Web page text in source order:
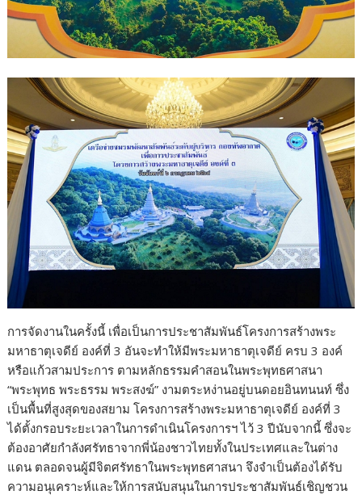
การจัดงานในครั้งนี้ เพื่อเป็นการประชาสัมพันธ์โครงการสร้างพระ
มหาธาตุเจดีย์ องค์ที่ 3 อันจะทำให้มีพระมหาธาตุเจดีย์ ครบ 3 องค์
หรือแก้วสามประการ ตามหลักธรรมคำสอนในพระพุทธศาสนา
“พระพุทธ พระธรรม พระสงฆ์” งามตระหง่านอยู่บนดอยอินทนนท์ ซึ่ง
เป็นพื้นที่สูงสุดของสยาม โครงการสร้างพระมหาธาตุเจดีย์ องค์ที่ 3
ได้ตั้งกรอบระยะเวลาในการดำเนินโครงการฯ ไว้ 3 ปีนับจากนี้ ซึ่งจะ
ต้องอาศัยกำลังศรัทธาจากพี่น้องชาวไทยทั้งในประเทศและในต่าง
แดน ตลอดจนผู้มีจิตศรัทธาในพระพุทธศาสนา จึงจำเป็นต้องได้รับ
ความอนุเคราะห์และให้การสนับสนุนในการประชาสัมพันธ์เชิญชวน